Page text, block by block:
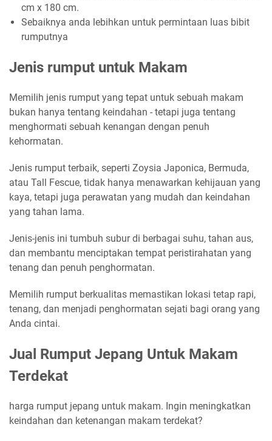
cm x 180 cm.
Sebaiknya anda lebihkan untuk permintaan luas bibit
rumputnya
Jenis rumput untuk Makam
Memilih jenis rumput yang tepat untuk sebuah makam
bukan hanya tentang keindahan - tetapi juga tentang
menghormati sebuah kenangan dengan penuh
kehormatan.
Jenis rumput terbaik, seperti Zoysia Japonica, Bermuda,
atau Tall Fescue, tidak hanya menawarkan kehijauan yang
kaya, tetapi juga perawatan yang mudah dan keindahan
yang tahan lama.
Jenis-jenis ini tumbuh subur di berbagai suhu, tahan aus,
dan membantu menciptakan tempat peristirahatan yang
tenang dan penuh penghormatan.
Memilih rumput berkualitas memastikan lokasi tetap rapi,
tenang, dan menjadi penghormatan sejati bagi orang yang
Anda cintai.
Jual Rumput Jepang Untuk Makam
Terdekat
harga rumput jepang untuk makam. Ingin meningkatkan
keindahan dan ketenangan makam terdekat?